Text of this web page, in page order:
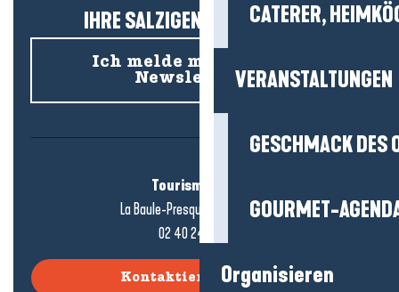
CATERER,
VERANSTALTUNGEN
GESCHMACK DES
GOURMET-
Organisieren
IHRE SALZIGEN NEUIGKEITEN!
Ich melde mich für den
Newsletter an
Tourismusbüro
La Baule-Presqu'île de Guérande
02 40 24 34 44
Kontaktieren Sie uns